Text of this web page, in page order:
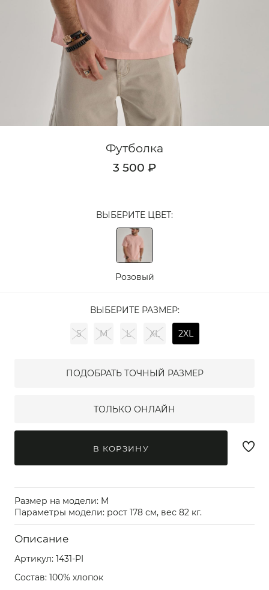
Футболка
3 500 ₽
ВЫБЕРИТЕ ЦВЕТ:
Розовый
ВЫБЕРИТЕ РАЗМЕР:
S M L XL 2XL
ПОДОБРАТЬ ТОЧНЫЙ РАЗМЕР
ТОЛЬКО ОНЛАЙН
В КОРЗИНУ
Размер на модели: M
Параметры модели: рост 178 см, вес 82 кг.
Описание
Артикул: 1431-PI
Состав: 100% хлопок
Кардиганы
Комплекты
Лонгсливы
Рубашки